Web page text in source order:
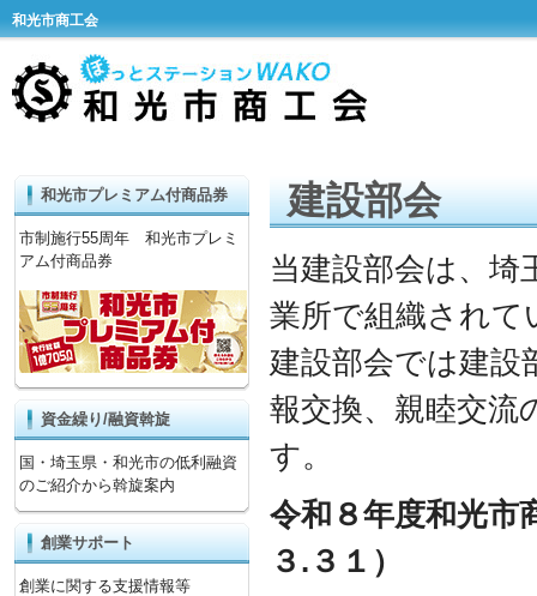
和光市商工会
建設部会
当建設部会は、埼
業所で組織されて
建設部会では建設
報交換、親睦交流
す。
令和８年度和光市
３.３１）
和光市プレミアム付商品券
市制施行55周年 和光市プレミ
アム付商品券
資金繰り/融資斡旋
国・埼玉県・和光市の低利融資
のご紹介から斡旋案内
創業サポート
創業に関する支援情報等